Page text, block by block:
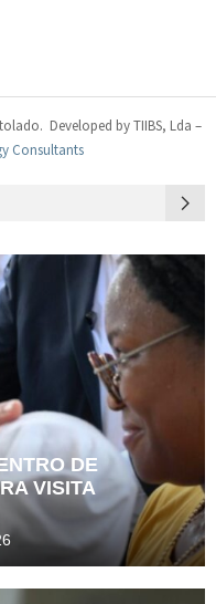
Developed by TIIBS, Lda –
Consultants
DE
VISITA